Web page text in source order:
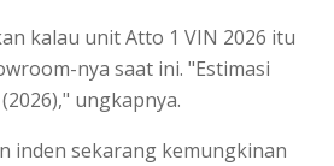
kalau unit Atto 1 VIN 2026 itu
nya saat ini. "Estimasi
ungkapnya.
inden sekarang kemungkinan